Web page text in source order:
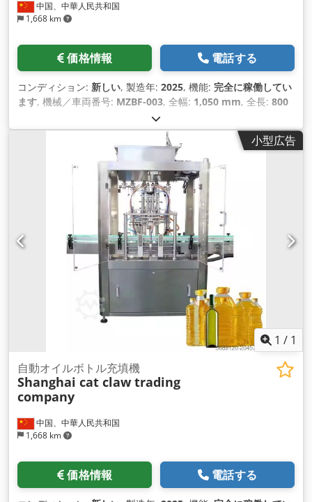
中国、中華人民共和国
1,668 km
価格情報 電話する
コンディション: 新しい, 製造年: 2025, 機能: 完全に稼働してい
ます, 機械／車両番号: MZBF-003, 全幅: 1,050 mm, 全長: 800
, 空車重量:
幅:1,100 mm, 設置スペース要件 長さ:1,000 mm, 必要高さ:
CEマーキング, 小型広告
1 / 1
中国、中華人民共和国
1,668 km
自動オイルボトル充填機
Shanghai cat claw trading
company
価格情報 電話する